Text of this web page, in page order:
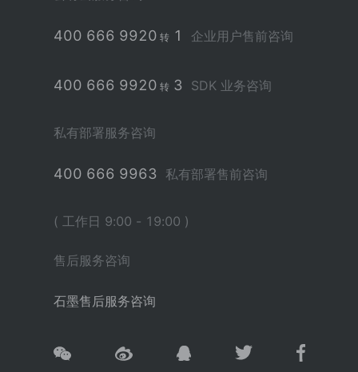
400 666 9920 转1 企业用户售前咨询
400 666 9920 转3 SDK 业务咨询
私有部署服务咨询
400 666 9963 私有部署售前咨询
( 工作日 9:00 - 19:00 )
售后服务咨询
石墨售后服务咨询